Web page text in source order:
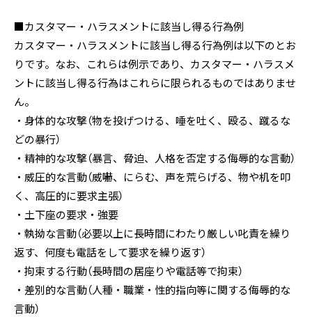
■カスタマー・ハラスメントに該当し得る行為例
カスタマー・ハラスメントに該当し得る行為例は以下のとお
りです。なお、これらは例示であり、カスタマー・ハラスメ
ントに該当し得る行為はこれらに限られるものではありませ
ん。
・身体的な攻撃（物を投げつける、唾を吐く、殴る、蹴るな
どの暴行）
・精神的な攻撃（暴言、脅迫、人格を否定する侮辱的な言動）
・威圧的な言動（威嚇、にらむ、声を荒らげる、物や机を叩
く、高圧的に要求主張）
・土下座の要求・強要
・執拗な言動（必要以上に長時間にわたり厳しい叱責を繰り
返す、何度も電話をして要求を繰り返す）
・拘束する行動（長時間の居座りや電話等で拘束）
・差別的な言動（人種・職業・性的指向等に関する侮辱的な
言動）